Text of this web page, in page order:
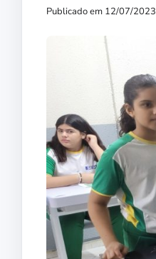
Publicado em 12/07/2023